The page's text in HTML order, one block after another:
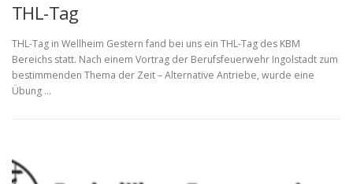
THL-Tag
THL-Tag in Wellheim Gestern fand bei uns ein THL-Tag des KBM
Bereichs statt. Nach einem Vortrag der Berufsfeuerwehr Ingolstadt zum
bestimmenden Thema der Zeit – Alternative Antriebe, wurde eine
Übung …